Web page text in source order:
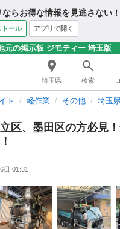
ならお得な情報を見逃さない！
トール アプリで開く
元の掲示板 ジモティー 埼玉版
埼玉県 検索
ト 軽作業 その他 埼玉
区、墨田区の方必見
日 01:31